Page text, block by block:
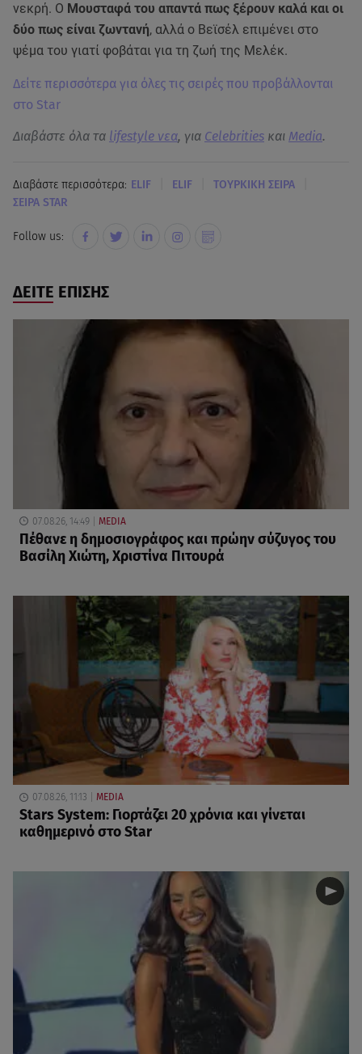
νεκρή. Ο Μουσταφά του απαντά πως ξέρουν καλά και οι
δύο πως είναι ζωντανή, αλλά ο Βεϊσέλ επιμένει στο
ψέμα του γιατί φοβάται για τη ζωή της Μελέκ.
Δείτε περισσότερα για όλες τις σειρές που προβάλλονται
στο Star
Διαβάστε όλα τα lifestyle νεα, για Celebrities και Media.
Διαβάστε περισσότερα: ELIF ELIF ΤΟΥΡΚΙΚΗ ΣΕΙΡΑ
ΣΕΙΡΑ STAR
Follow us:
ΔΕΙΤΕ ΕΠΙΣΗΣ
07.08.26, 14:49 MEDIA
Πέθανε η δημοσιογράφος και πρώην σύζυγος του
Βασίλη Χιώτη, Χριστίνα Πιτουρά
07.08.26, 11:13 MEDIA
Stars System: Γιορτάζει 20 χρόνια και γίνεται
καθημερινό στο Star